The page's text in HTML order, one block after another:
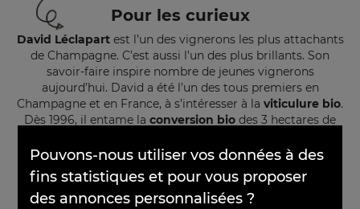
Pour les curieux
David Léclapartest l’un des vignerons les plus attachants
de Champagne. C’est aussi l’un des plus brillants. Son
savoir-faire inspire nombre de jeunes vignerons
aujourd’hui. David a été l’un des tous premiers en
Champagne et en France, à s’intéresser à la viticulure bio.
Dès 1996, il entame la conversion bio des 3 hectares de
domaine situé àTrépail(Montagne de Reims). Il est ainsi
certifié
Demeter dès 1998
champagnes tout en élégance, en finesse, à la bulle
particulièrement soyeuse. David Léclapart élabore
Pouvons-nous utiliser vos données à des
fins statistiques et pour vous proposer
des annonces personnalisées ?